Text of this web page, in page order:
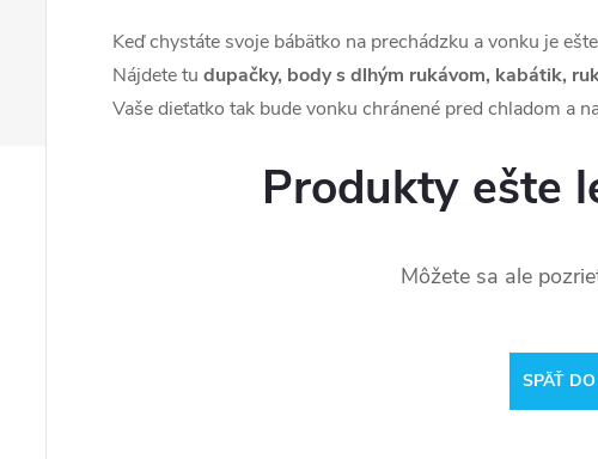
Keď chystáte svoje bábätko na prechádzku a vonku je
Nájdete tu dupačky, body s dlhým rukávom, kabátik,
Vaše dieťatko tak bude vonku chránené pred chladom a
Produkty ešte
Môžete sa ale
SPÄŤ